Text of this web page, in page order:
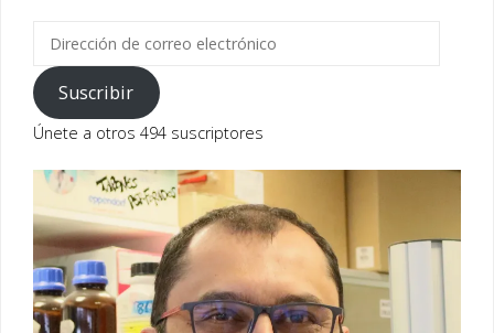
Dirección
correo
electrónico
Suscribir
Únete a otros 494 suscriptores